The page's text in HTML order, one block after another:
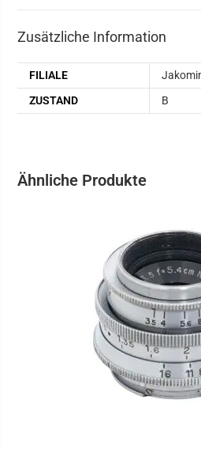
Zusätzliche Information
FILIALE
ZUSTAND
B
Ähnliche Produkte